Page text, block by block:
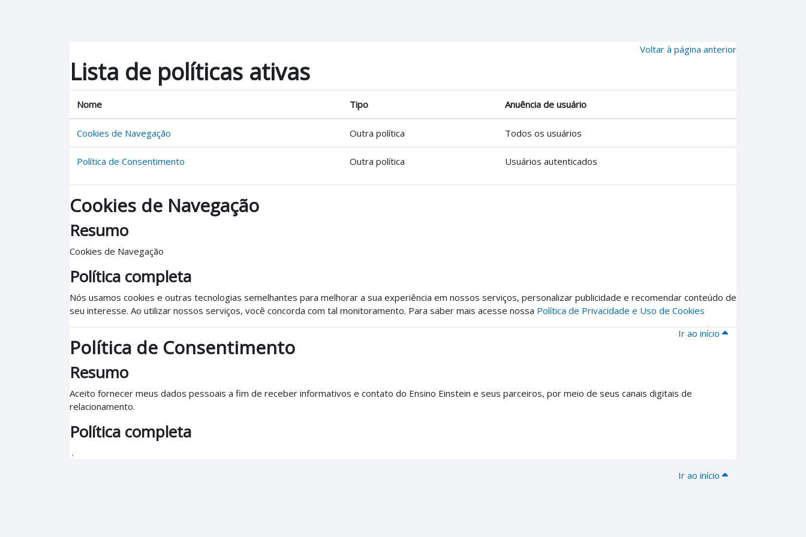
Voltar à página anterior
Lista de políticas ativas
Nome Tipo Anuência de usuário
Cookies de Navegação Outra política Todos os usuários
Política de Consentimento Outra política Usuários autenticados
Cookies de Navegação
Resumo
Cookies de Navegação
Política completa
Nós usamos cookies e outras tecnologias semelhantes para melhorar a sua experiência em nossos serviços, personalizar publicidade e recomendar conteúdo de
seu interesse. Ao utilizar nossos serviços, você concorda com tal monitoramento. Para saber mais acesse nossa Política de Privacidade e Uso de Cookies
Ir ao início
Política de Consentimento
Resumo
Aceito fornecer meus dados pessoais a fim de receber informativos e contato do Ensino Einstein e seus parceiros, por meio de seus canais digitais de
relacionamento.
Política completa
.
Ir ao início